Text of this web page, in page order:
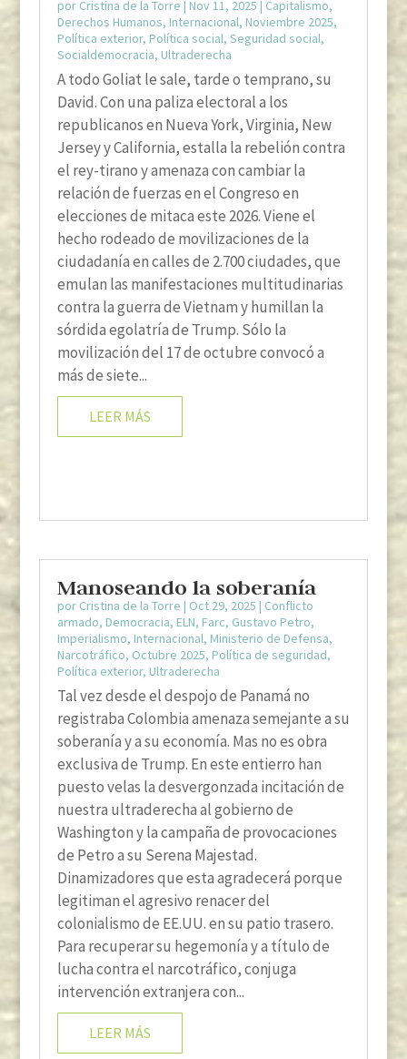
por Cristina de la Torre | Nov 11, 2025 | Capitalismo,
Derechos Humanos, Internacional, Noviembre 2025,
Política exterior, Política social, Seguridad social,
Socialdemocracia, Ultraderecha
A todo Goliat le sale, tarde o temprano, su
David. Con una paliza electoral a los
republicanos en Nueva York, Virginia, New
Jersey y California, estalla la rebelión contra
el rey-tirano y amenaza con cambiar la
relación de fuerzas en el Congreso en
elecciones de mitaca este 2026. Viene el
hecho rodeado de movilizaciones de la
ciudadanía en calles de 2.700 ciudades, que
emulan las manifestaciones multitudinarias
contra la guerra de Vietnam y humillan la
sórdida egolatría de Trump. Sólo la
movilización del 17 de octubre convocó a
más de siete...
LEER MÁS
Manoseando la soberanía
por Cristina de la Torre | Oct 29, 2025 | Conflicto
armado, Democracia, ELN, Farc, Gustavo Petro,
Imperialismo, Internacional, Ministerio de Defensa,
Narcotráfico, Octubre 2025, Política de seguridad,
Política exterior, Ultraderecha
Tal vez desde el despojo de Panamá no
registraba Colombia amenaza semejante a su
soberanía y a su economía. Mas no es obra
exclusiva de Trump. En este entierro han
puesto velas la desvergonzada incitación de
nuestra ultraderecha al gobierno de
Washington y la campaña de provocaciones
de Petro a su Serena Majestad.
Dinamizadores que esta agradecerá porque
legitiman el agresivo renacer del
colonialismo de EE.UU. en su patio trasero.
Para recuperar su hegemonía y a título de
lucha contra el narcotráfico, conjuga
intervención extranjera con...
LEER MÁS